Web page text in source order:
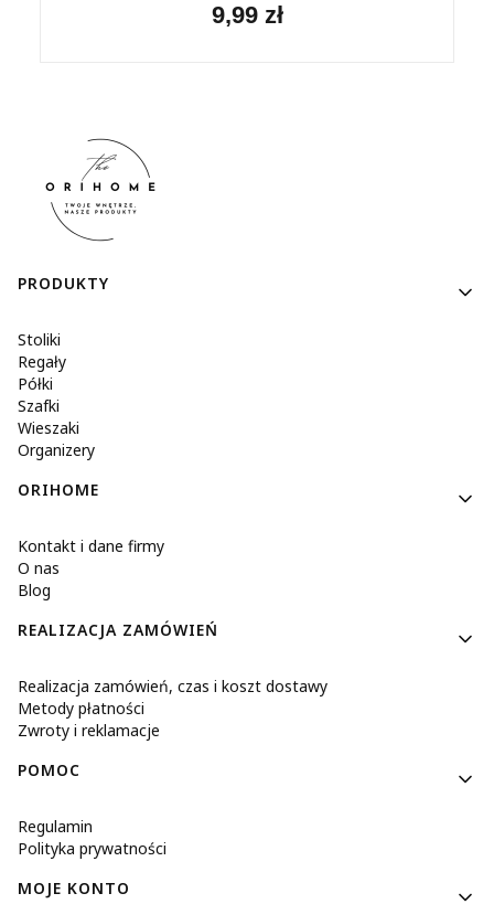
9,99 zł
Linki w stopce
PRODUKTY
Stoliki
Regały
Półki
Szafki
Wieszaki
Organizery
ORIHOME
Kontakt i dane firmy
O nas
Blog
REALIZACJA ZAMÓWIEŃ
Realizacja zamówień, czas i koszt dostawy
Metody płatności
Zwroty i reklamacje
POMOC
Regulamin
Polityka prywatności
MOJE KONTO